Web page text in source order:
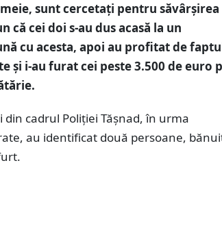
sunt cercetați pentru săvârșirea
cei doi s-au dus acasă la un
cu acesta, apoi au profitat de
și i-au furat cei peste 3.500 de euro
cadrul Poliției Tășnad, în urma
au identificat două persoane,